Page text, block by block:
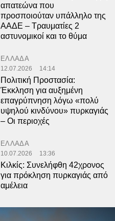
απατεώνα που
προσποιούταν υπάλληλο της
ΑΑΔΕ – Τραυματίες 2
αστυνομικοί και το θύμα
ΕΛΛΑΔΑ
12.07.2026 14:14
Πολιτική Προστασία:
Έκκληση για αυξημένη
επαγρύπνηση λόγω «πολύ
υψηλού κινδύνου» πυρκαγιάς
– Οι περιοχές
ΕΛΛΑΔΑ
10.07.2026 13:36
Κιλκίς: Συνελήφθη 42χρονος
για πρόκληση πυρκαγιάς από
αμέλεια